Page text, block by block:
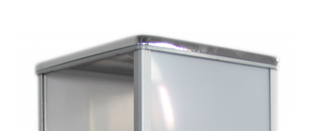
Kapselfüllware
Katalog & Preisliste bestellen
Anfragen-Korb